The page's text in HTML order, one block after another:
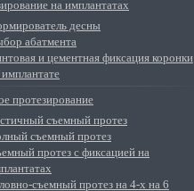
на имплантатах
десны
абатмента
и цементная фиксация коронки
протезирование
съемный протез
съемный протез
протез с фиксацией на
съемный протез на 4-х на 6